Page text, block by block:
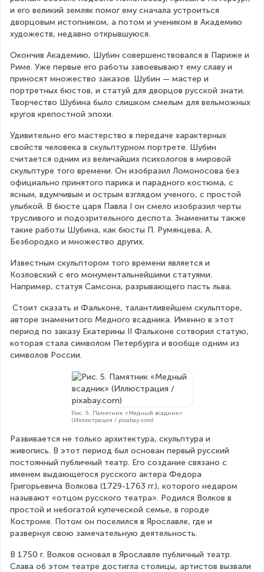
и его великий земляк помог ему сначала устроиться
дворцовым истопником, а потом и учеником в Академию
художеств, недавно открывшуюся.
Окончив Академию, Шубин совершенствовался в Париже и
Риме. Уже первые его работы завоевывают ему славу и
приносят множество заказов. Шубин — мастер и
портретных бюстов, и статуй для дворцов русской знати.
Творчество Шубина было слишком смелым для вельможных
кругов крепостной эпохи.
Удивительно его мастерство в передаче характерных
свойств человека в скульптурном портрете. Шубин
считается одним из величайших психологов в мировой
скульптуре того времени. Он изобразил Ломоносова без
официально принятого парика и парадного костюма, с
ясным, вдумчивым и острым взглядом ученого, с простой
улыбкой. В бюсте царя Павла I он смело изобразил черты
трусливого и подозрительного деспота. Знамениты также
такие работы Шубина, как бюсты П. Румянцева, А.
Безбородко и множество других.
Известным скульптором того времени является и
Козловский с его монументальнейшими статуями.
Например, статуя Самсона, разрывающего пасть льва.
Стоит сказать и Фальконе, талантливейшем скульпторе,
авторе знаменитого Медного всадника. Именно в этот
период по заказу Екатерины II Фальконе сотворил статую,
которая стала символом Петербурга и вообще одним из
символов России.
Рис. 5. Памятник «Медный всадник»
(Иллюстрация / pixabay.com)
Развивается не только архитектура, скульптура и
живопись. В этот период был основан первый русский
постоянный публичный театр. Его создание связано с
именем выдающегося русского актера Федора
Григорьевича Волкова (1729-1763 гг.), которого недаром
называют «отцом русского театра». Родился Волков в
простой и небогатой купеческой семье, в городе
Костроме. Потом он поселился в Ярославле, где и
развернул свою замечательную деятельность.
В 1750 г. Волков основал в Ярославле публичный театр.
Слава об этом театре достигла столицы, артистов вызвали